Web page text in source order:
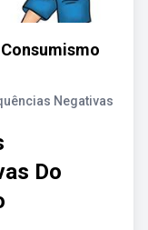
Negativas
Do